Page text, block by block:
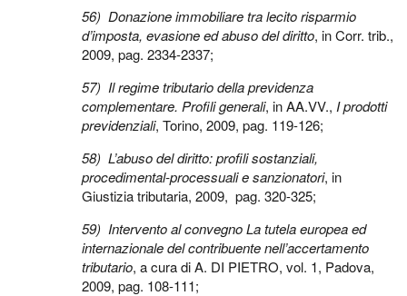
56) Donazione immobiliare tra lecito risparmio
d’imposta, evasione ed abuso del diritto, in Corr. trib.,
2009, pag. 2334-2337;
57) Il regime tributario della previdenza
complementare. Profili generali, in AA.VV., I prodotti
previdenziali, Torino, 2009, pag. 119-126;
58) L’abuso del diritto: profili sostanziali,
procedimental-processuali e sanzionatori, in
Giustizia tributaria, 2009, pag. 320-325;
59) Intervento al convegno La tutela europea ed
internazionale del contribuente nell’accertamento
tributario, a cura di A. DI PIETRO, vol. 1, Padova,
2009, pag. 108-111;